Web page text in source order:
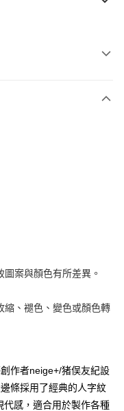
立即使用無須另外申請。
款截止日，確認付款後即完
易確認頁面所載為準。
核未通過，訂單將自動取
支付方式。 讓您購物簡單
。
。
案與顏色有所差異。
、褪色、變色或顏色轉
作者neige+/猪俣友紀設
條採用了經典的人字紋
感，適合用於製作各種